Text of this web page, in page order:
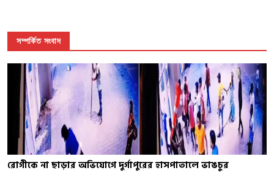
সম্পর্কিত সংবাদ
রোগীকে না ছাড়ার অভিযোগে দুর্গাপুরের হাসপাতালে ভাঙচুর